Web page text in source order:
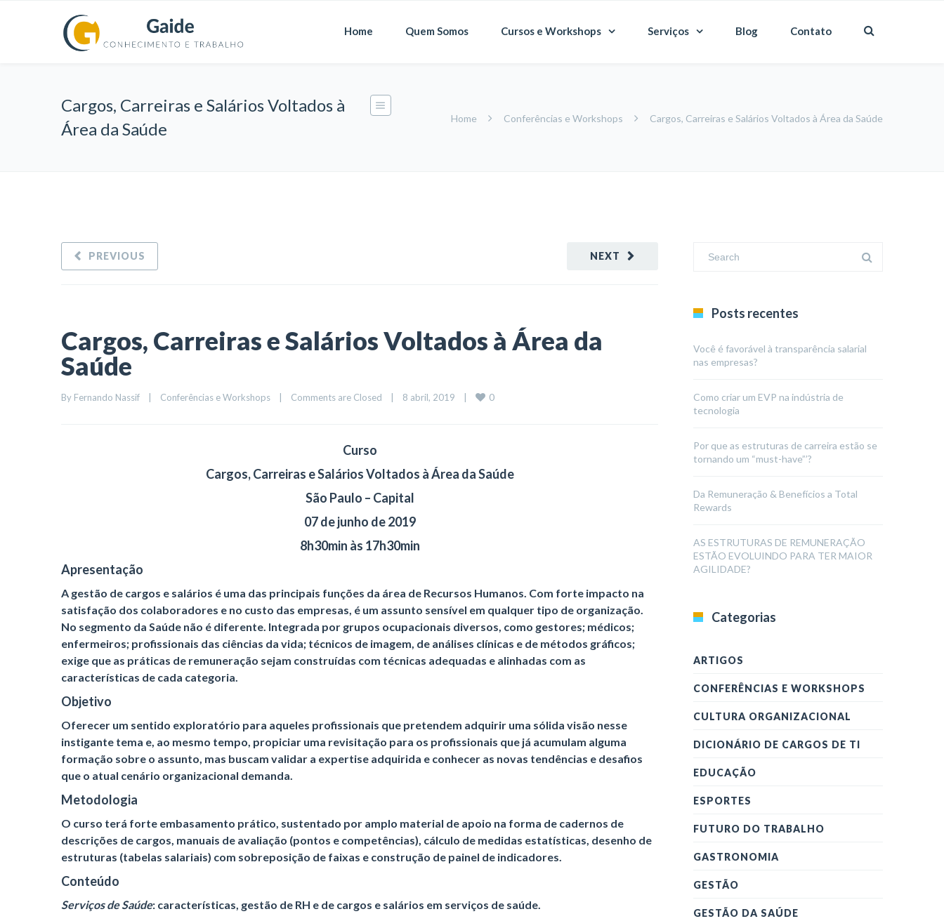
Home Quem Somos Cursos e Workshops Serviços Blog Contato
Cargos, Carreiras e Salários Voltados à
Área da Saúde
Home Conferências e Workshops Cargos, Carreiras e Salários Voltados à Área da Saúde
NEXT
PREVIOUS
Cargos, Carreiras e Salários Voltados à Área da
Saúde
By Fernando Nassif Conferências e Workshops Comments are Closed 8 abril, 2019 0
Curso
Cargos, Carreiras e Salários Voltados à Área da Saúde
São Paulo – Capital
07 de junho de 2019
8h30min às 17h30min
Apresentação
A gestão de cargos e salários é uma das principais funções da área de Recursos Humanos. Com forte impacto na
satisfação dos colaboradores e no custo das empresas, é um assunto sensível em qualquer tipo de organização.
No segmento da Saúde não é diferente. Integrada por grupos ocupacionais diversos, como gestores; médicos;
enfermeiros; profissionais das ciências da vida; técnicos de imagem, de análises clínicas e de métodos gráficos;
exige que as práticas de remuneração sejam construídas com técnicas adequadas e alinhadas com as
características de cada categoria.
Objetivo
Oferecer um sentido exploratório para aqueles profissionais que pretendem adquirir uma sólida visão nesse
instigante tema e, ao mesmo tempo, propiciar uma revisitação para os profissionais que já acumulam alguma
formação sobre o assunto, mas buscam validar a expertise adquirida e conhecer as novas tendências e desafios
que o atual cenário organizacional demanda.
Metodologia
O curso terá forte embasamento prático, sustentado por amplo material de apoio na forma de cadernos de
descrições de cargos, manuais de avaliação (pontos e competências), cálculo de medidas estatísticas, desenho de
estruturas (tabelas salariais) com sobreposição de faixas e construção de painel de indicadores.
Conteúdo
Serviços de Saúde: características, gestão de RH e de cargos e salários em serviços de saúde.
Posts recentes
Você é favorável à transparência salarial
nas empresas?
Como criar um EVP na indústria de
tecnologia
Por que as estruturas de carreira estão se
tornando um “must-have”’?
Da Remuneração & Benefícios a Total
Rewards
AS ESTRUTURAS DE REMUNERAÇÃO
ESTÃO EVOLUINDO PARA TER MAIOR
AGILIDADE?
Categorias
ARTIGOS
CONFERÊNCIAS E WORKSHOPS
CULTURA ORGANIZACIONAL
DICIONÁRIO DE CARGOS DE TI
EDUCAÇÃO
ESPORTES
FUTURO DO TRABALHO
GASTRONOMIA
GESTÃO
GESTÃO DA SAÚDE